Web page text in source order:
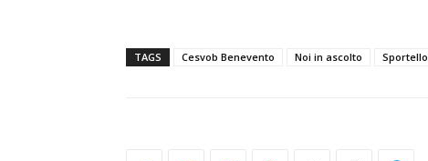
TAGS Cesvob Benevento Noi in ascolto Sportello